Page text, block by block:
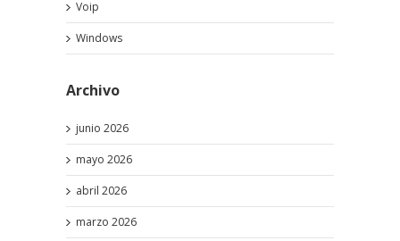
Voip
Windows
Archivo
junio 2026
mayo 2026
abril 2026
marzo 2026